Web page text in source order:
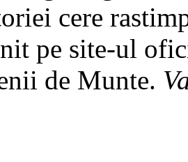
cere
pe site-ul
de Munte.